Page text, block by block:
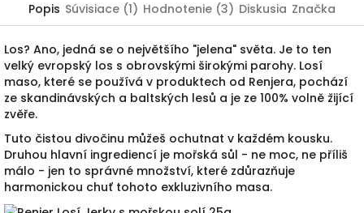
Popis Súvisiace (1) Hodnotenie (3) Diskusia Značka
Los? Ano, jedná se o největšího "jelena" světa. Je to ten
velký evropský los s obrovskými širokými parohy. Losí
maso, které se používá v produktech od Renjera, pochází
ze skandinávských a baltských lesů a je ze 100% volně žijící
zvěře.
Tuto čistou divočinu můžeš ochutnat v každém kousku.
Druhou hlavní ingrediencí je mořská sůl - ne moc, ne příliš
málo - jen to správné množství, které zdůrazňuje
harmonickou chuť tohoto exkluzivního masa.